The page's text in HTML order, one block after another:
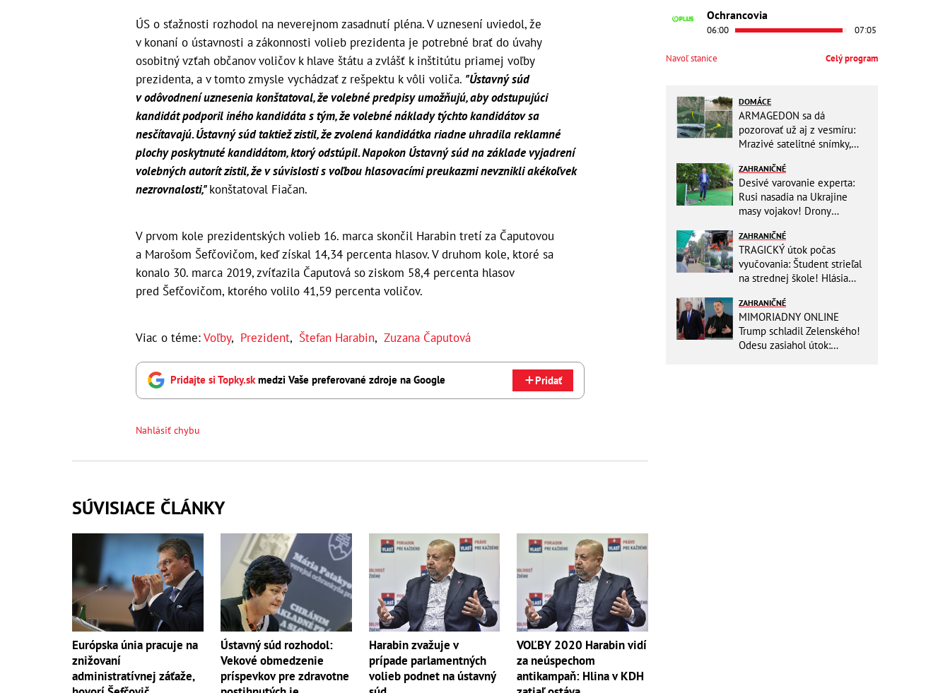
ÚS o sťažnosti rozhodol na neverejnom zasadnutí pléna. V uznesení uviedol, že
v konaní o ústavnosti a zákonnosti volieb prezidenta je potrebné brať do úvahy
osobitný vzťah občanov voličov k hlave štátu a zvlášť k inštitútu priamej voľby
prezidenta, a v tomto zmysle vychádzať z rešpektu k vôli voliča. "Ústavný súd
v odôvodnení uznesenia konštatoval, že volebné predpisy umožňujú, aby odstupujúci
kandidát podporil iného kandidáta s tým, že volebné náklady týchto kandidátov sa
nesčítavajú. Ústavný súd taktiež zistil, že zvolená kandidátka riadne uhradila reklamné
plochy poskytnuté kandidátom, ktorý odstúpil. Napokon Ústavný súd na základe vyjadrení
volebných autorít zistil, že v súvislosti s voľbou hlasovacími preukazmi nevznikli akékoľvek
nezrovnalosti,"konštatoval Fiačan.
V prvom kole prezidentských volieb 16. marca skončil Harabin tretí za Čaputovou
a Marošom Šefčovičom, keď získal 14,34 percenta hlasov. V druhom kole, ktoré sa
konalo 30. marca 2019, zvíťazila Čaputová so ziskom 58,4 percenta hlasov
pred Šefčovičom, ktorého volilo 41,59 percenta voličov.
Viac o téme:Voľby, Prezident, Štefan Harabin, Zuzana Čaputová
Pridajte si Topky.skmedzi Vaše preferované zdroje na Google Pridať
Nahlásiť chybu
SÚVISIACE ČLÁNKY
Európska únia pracuje na
znižovaní
administratívnej záťaže,
Ústavný súd rozhodol:
Vekové obmedzenie
príspevkov pre zdravotne
Harabin zvažuje v
prípade parlamentných
volieb podnet na ústavný
VOĽBY 2020 Harabin vidí
za neúspechom
antikampaň: Hlina v KDH
Ochrancovia
06:00 07:05
Navoľ stanice Celý program
DOMÁCE
ARMAGEDON sa dá
pozorovať už aj z vesmíru:
Mrazivé satelitné snímky,
vode ani stopy!
ZAHRANIČNÉ
Desivé varovanie experta:
Rusi nasadia na Ukrajine
masy vojakov! Drony
ZAHRANIČNÉ
TRAGICKÝ útok počas
vyučovania: Študent strieľal
na strednej škole! Hlásia
zranených
ZAHRANIČNÉ
MIMORIADNY ONLINE
Trump schladil Zelenského!
Odesu zasiahol útok: